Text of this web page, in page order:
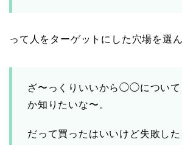
って人をターゲットにした穴場を選ん
ざ〜っくりいいから◯◯について
か知りたいな〜。
だって買ったはいいけど失敗し